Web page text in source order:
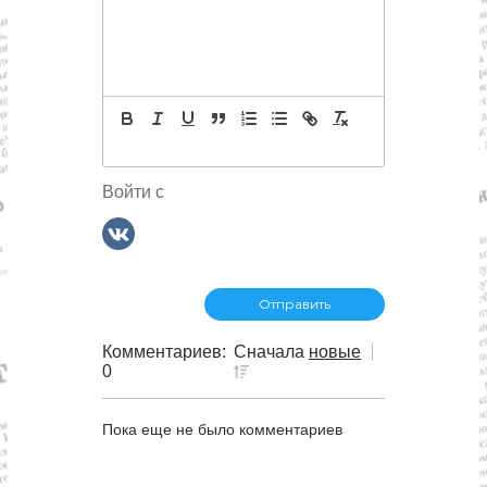
я
п
о
з
и
с
Войти с
Комментариев:
0
Сначала новые
Пока еще не было комментариев